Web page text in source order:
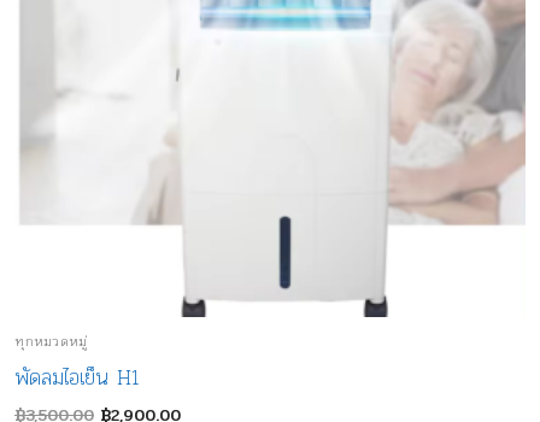
ทุกหมวดหมู่
พัดลมไอเย็น H1
฿3,500.00 Original
฿2,900.00Current